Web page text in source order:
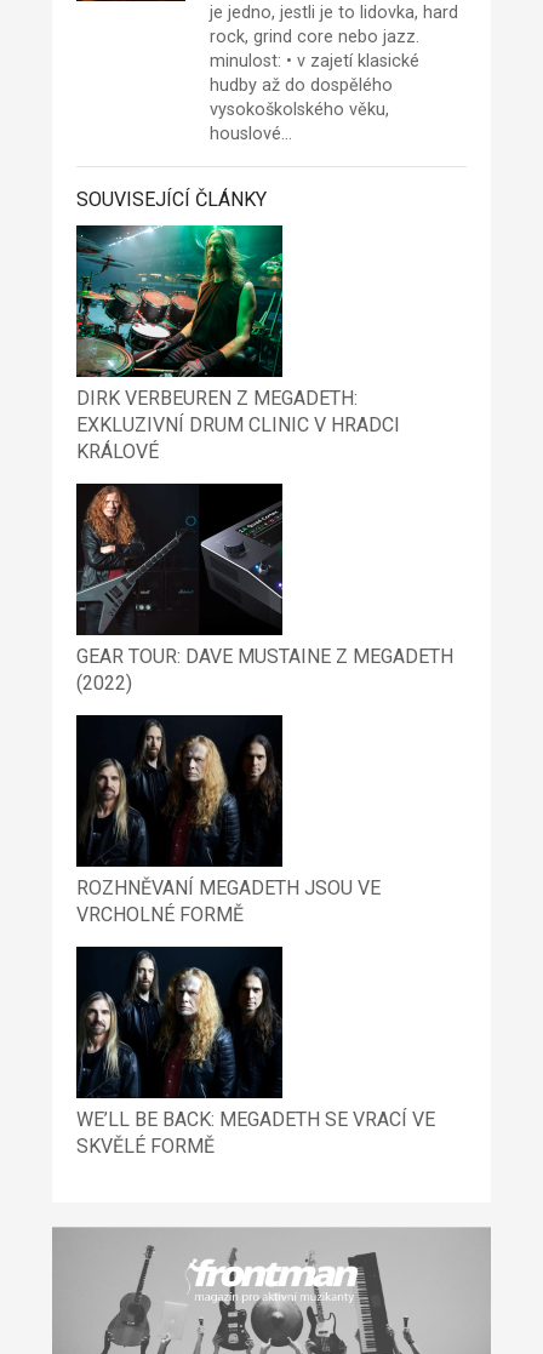
je jedno, jestli je to lidovka, hard
rock, grind core nebo jazz.
minulost: • v zajetí klasické
hudby až do dospělého
vysokoškolského věku,
houslové…
SOUVISEJÍCÍ ČLÁNKY
DIRK VERBEUREN Z MEGADETH:
EXKLUZIVNÍ DRUM CLINIC V HRADCI
KRÁLOVÉ
GEAR TOUR: DAVE MUSTAINE Z MEGADETH
(2022)
ROZHNĚVANÍ MEGADETH JSOU VE
VRCHOLNÉ FORMĚ
WE’LL BE BACK: MEGADETH SE VRACÍ VE
SKVĚLÉ FORMĚ